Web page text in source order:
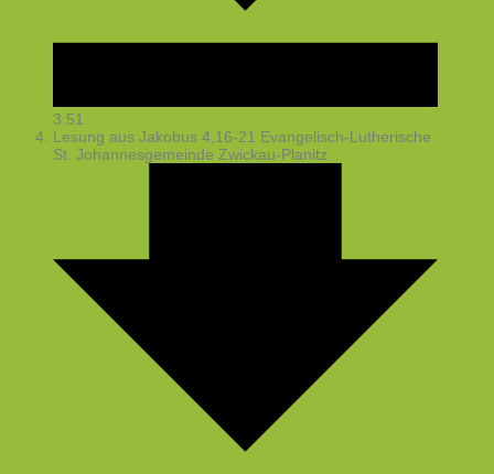
3:51
Lesung aus Jakobus 4,16-21 Evangelisch-Lutherische
St. Johannesgemeinde Zwickau-Planitz